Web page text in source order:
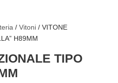
/ Vitoni / VITONE
H89MM
TIPO